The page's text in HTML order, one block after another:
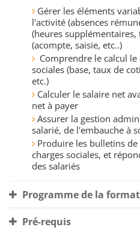
Gérer les éléments
l'activité (absences
(heures
(acompte, saisie, etc..)
Comprendre le calcul
sociales (base, taux de
etc.)
Calculer le salaire net
net à payer
Assurer la gestion
salarié, de l'embauche à
Produire les bulletins
charges sociales, et
des salariés
Programme de la
Pré-requis